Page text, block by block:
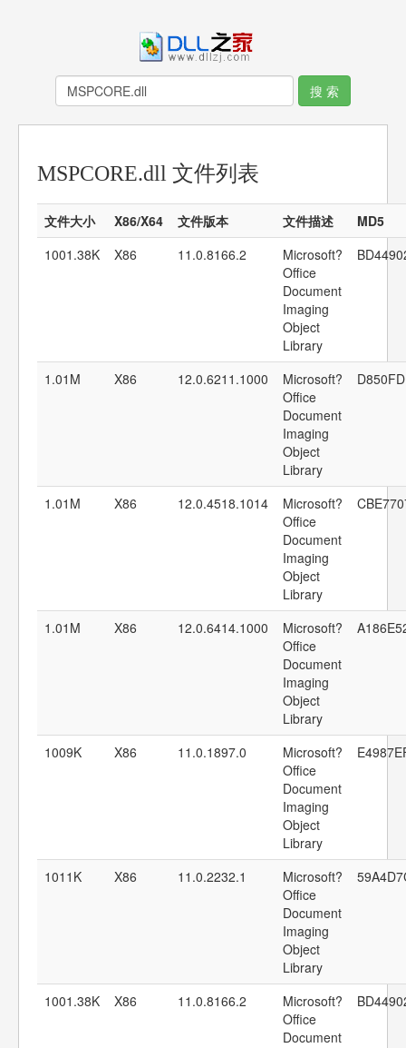
MSPCORE.dll 文件列表
文件大小 X86/X64 文件版本 文件描述
MD5
1001.38K
X86 11.0.8166.2
Microsoft?
Office
Document
Imaging
Object
Library
1.01M X86 12.0.6211.1000
Microsoft?
Office
Document
Imaging
Object
Library
1.01M X86 12.0.4518.1014
Microsoft?
Office
Document
Imaging
Object
Library
1.01M X86 12.0.6414.1000
Microsoft?
Office
Document
Imaging
Object
Library
1009K X86 11.0.1897.0
Microsoft?
Office
Document
Imaging
Object
Library
1011K X86 11.0.2232.1
Microsoft?
Office
Document
Imaging
Object
Library
1001.38K X86 11.0.8166.2
Microsoft?
Office
Document